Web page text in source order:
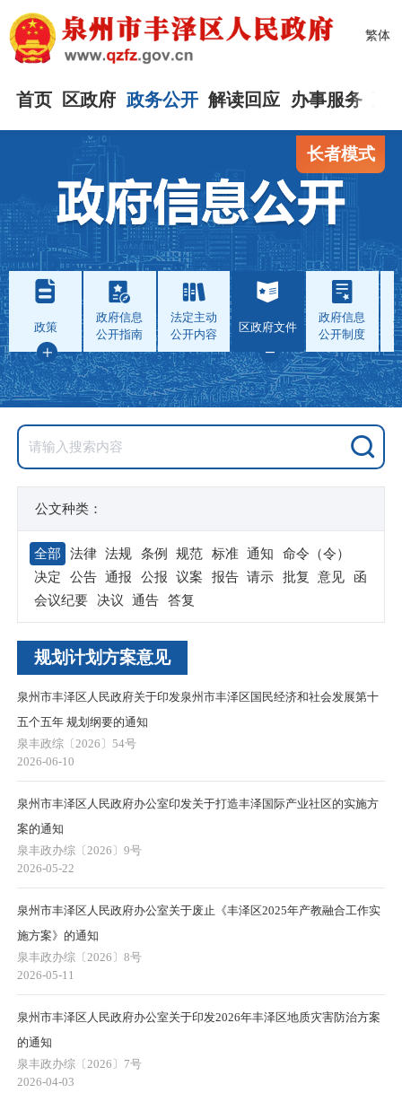
繁体
首页 区政府 政务公开 解读回应 办事服务
长者模式
政策
政府信息
公开指南
法定主动
公开内容
区政府文件
政府信息
公开制度
公文种类：
全部 法律 法规 条例 规范 标准 通知
命令（令）
决定
公告 通报 公报 议案 报告 请示 批复 意见
函
会议纪要
决议 通告 答复
规划计划方案意见
泉州市丰泽区人民政府关于印发泉州市丰泽区国民经济和社会发展第十
五个五年 规划纲要的通知
泉丰政综〔2026〕54号
2026-06-10
泉州市丰泽区人民政府办公室印发关于打造丰泽国际产业社区的实施方
案的通知
泉丰政办综〔2026〕9号
2026-05-22
泉州市丰泽区人民政府办公室关于废止《丰泽区2025年产教融合工作实
施方案》的通知
泉丰政办综〔2026〕8号
2026-05-11
泉州市丰泽区人民政府办公室关于印发2026年丰泽区地质灾害防治方案
的通知
泉丰政办综〔2026〕7号
2026-04-03